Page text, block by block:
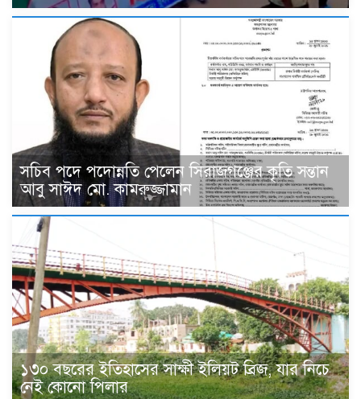
সচিব পদে পদোন্নতি পেলেন সিরাজগঞ্জের কৃতি সন্তান
আবু সাঈদ মো. কামরুজ্জামান
১৩০ বছরের ইতিহাসের সাক্ষী ইলিয়ট ব্রিজ, যার নিচে
নেই কোনো পিলার